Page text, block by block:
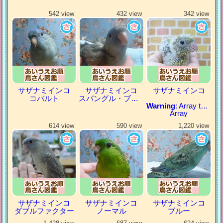
542 view
サザナミインコ
コバルト
432 view
サザナミインコ
スパングル・ブルー
342 view
サザナミインコ
Warning: Array to string conversion in
Array
614 view
サザナミインコ
ダブルファクター
590 view
サザナミインコ
ノーマル
1,220 view
サザナミインコ
ブルー